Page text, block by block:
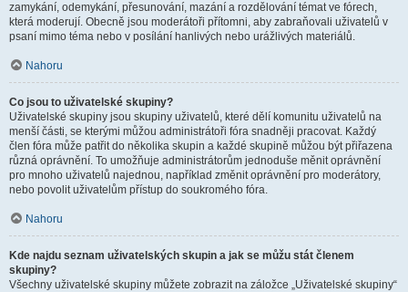
zamykání, odemykání, přesunování, mazání a rozdělování témat ve fórech,
která moderují. Obecně jsou moderátoři přítomni, aby zabraňovali uživatelů v
psaní mimo téma nebo v posílání hanlivých nebo urážlivých materiálů.
Nahoru
Co jsou to uživatelské skupiny?
Uživatelské skupiny jsou skupiny uživatelů, které dělí komunitu uživatelů na
menší části, se kterými můžou administrátoři fóra snadněji pracovat. Každý
člen fóra může patřit do několika skupin a každé skupině můžou být přiřazena
různá oprávnění. To umožňuje administrátorům jednoduše měnit oprávnění
pro mnoho uživatelů najednou, například změnit oprávnění pro moderátory,
nebo povolit uživatelům přístup do soukromého fóra.
Nahoru
Kde najdu seznam uživatelských skupin a jak se můžu stát členem
skupiny?
Všechny uživatelské skupiny můžete zobrazit na záložce „Uživatelské skupiny“